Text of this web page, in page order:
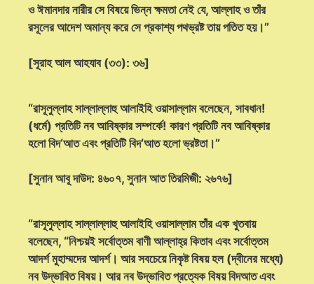
ও ঈমানদার নারীর সে বিষয়ে ভিন্ন ক্ষমতা নেই যে, আল্লাহ ও তাঁর
রসূলের আদেশ অমান্য করে সে প্রকাশ্য পথভ্রষ্ট তায় পতিত হয়।”
[সূরাহ আল আহযাব (৩৩): ৩৬]
“রাসূলুল্লাহ সাল্লাল্লাহু আলাইহি ওয়াসাল্লাম বলেছেন, সাবধান!
(ধর্মে) প্রতিটি নব আবিষ্কার সম্পর্কে! কারণ প্রতিটি নব আবিষ্কার
হলো বিদ‘আত এবং প্রতিটি বিদ‘আত হলো ভ্রষ্টতা।”
[সুনান আবূ দাউদ: ৪৬০৭, সুনান আত তিরমিজী: ২৬৭৬]
“রাসূলুল্লাহ সাল্লাল্লাহু আলাইহি ওয়াসাল্লাম তাঁর এক খুতবায়
বলেছেন, “নিশ্চয়ই সর্বোত্তম বাণী আল্লাহ্‌র কিতাব এবং সর্বোত্তম
আদর্শ মুহাম্মদের আদর্শ। আর সবচেয়ে নিকৃষ্ট বিষয় হল (দ্বীনের মধ্যে)
নব উদ্ভাবিত বিষয়। আর নব উদ্ভাবিত প্রত্যেক বিষয় বিদআত এবং